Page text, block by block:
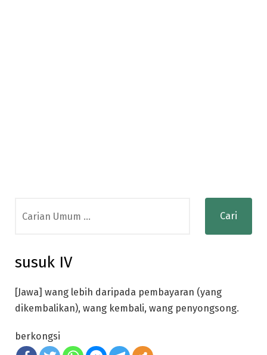
for:
susuk IV
[Jawa] wang lebih daripada pembayaran (yang
dikembalikan), wang kembali, wang penyongsong.
berkongsi